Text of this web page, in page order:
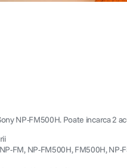
NP-FM500H. Poate incarca 2
FM, NP-FM500H, FM500H, NP-